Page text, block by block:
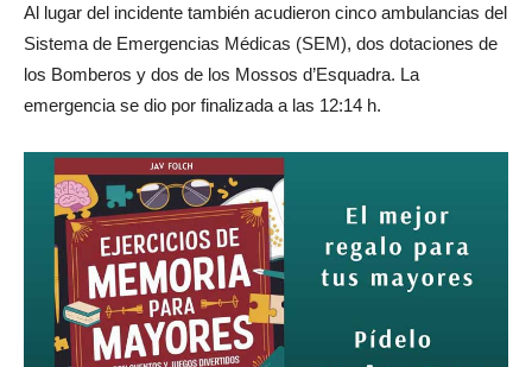
Al lugar del incidente también acudieron cinco ambulancias del
Sistema de Emergencias Médicas (SEM), dos dotaciones de
los Bomberos y dos de los Mossos d’Esquadra. La
emergencia se dio por finalizada a las 12:14 h.